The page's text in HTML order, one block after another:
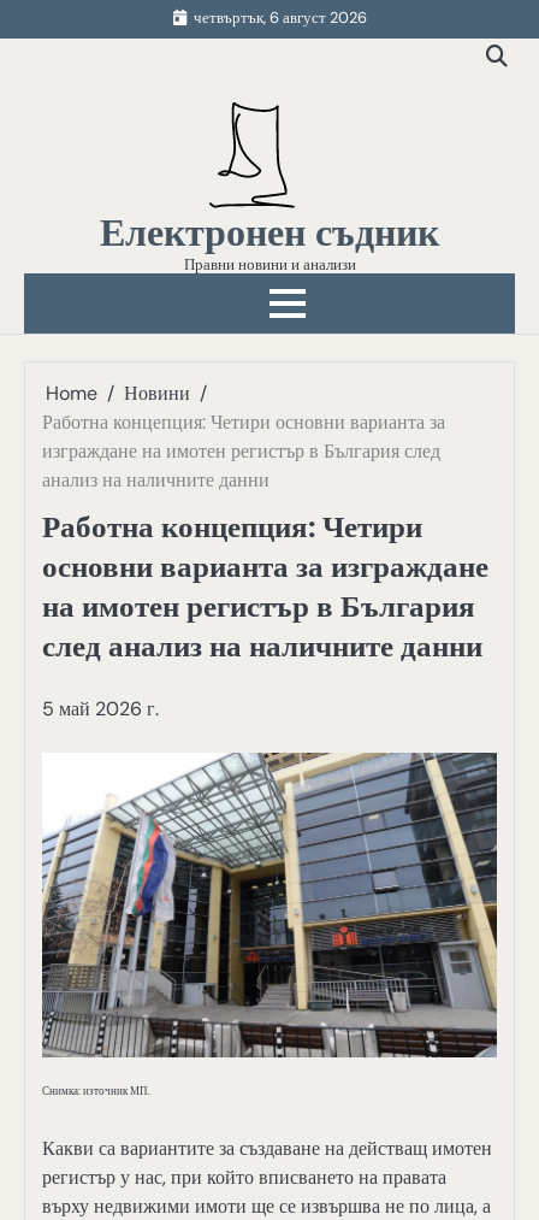
to
четвъртък, 6 август 2026
Електронен съдник
Правни новини и анализи
Home
Новини
Работна концепция: Четири основни варианта за
изграждане на имотен регистър в България след
анализ на наличните данни
Работна концепция: Четири
основни варианта за изграждане
на имотен регистър в България
след анализ на наличните данни
5 май 2026 г.
Снимка: източник МП.
Какви са вариантите за създаване на действащ имотен
регистър у нас, при който вписването на правата
върху недвижими имоти ще се извършва не по лица, а